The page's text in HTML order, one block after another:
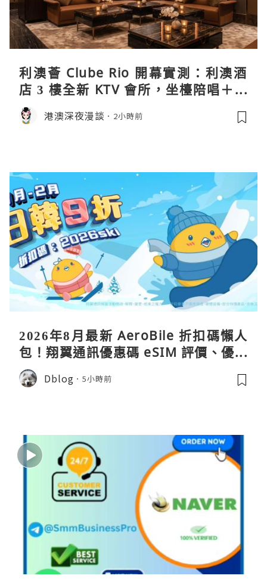
利澳薈 Clube Rio 開幕實測：利澳酒
店 3 樓全新 KTV 會所，坐檯陪唱＋水
療套票一次過睇
港澳深夜漫談 2小時前
2026年8月最新 AeroBile 折扣碼懶人
包！翔翼通訊優惠碼 eSIM 評價、優缺
點、蝴蝶wifi機教學完整整理
Dblog 5小時前